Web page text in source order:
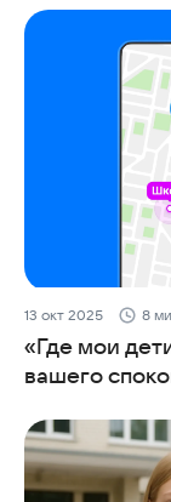
13 окт 2025 8
«Где мои
вашего